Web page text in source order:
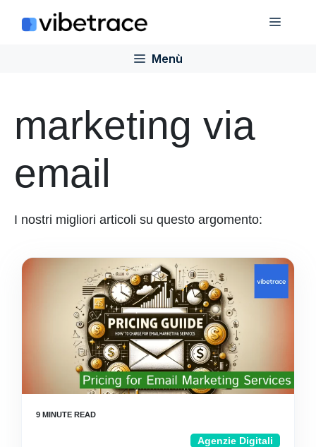
Menù
Menù
marketing via
email
I nostri migliori articoli su questo argomento:
Agenzie Digitali